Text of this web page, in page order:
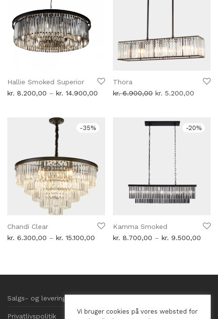
Hallie Smoked Superior
kr. 8.200,00 – kr. 14.900,00 Prisinterval:
Thora
kr.6.900,00 Den
kr. 6.900,00.
kr. 5.200,00
-35%
Chandi Clear
kr. 6.300,00 – kr. 15.100,00 Prisinterval:
-20%
Kamma Smoked
kr. 8.700,00 – kr. 9.500,00
Salgs- og leveringsbetingelser
Privatlivspolitik
Vi bruger cookies på vores websted for